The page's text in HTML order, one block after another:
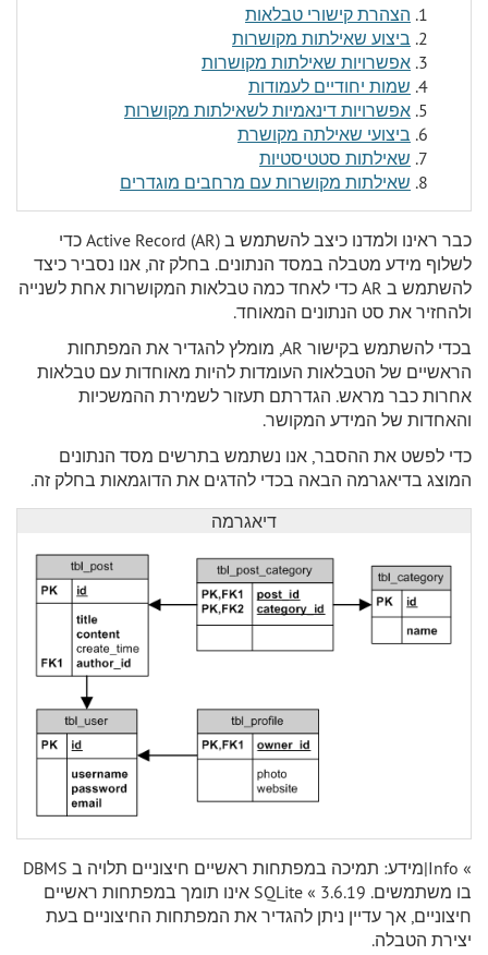
הצהרת קישורי טבלאות
ביצוע שאילתות מקושרות
אפשרויות שאילתות מקושרות
שמות יחודיים לעמודות
אפשרויות דינאמיות לשאילתות מקושרות
ביצועי שאילתה מקושרת
שאילתות סטטיסטיות
שאילתות מקושרות עם מרחבים מוגדרים
כבר ראינו ולמדנו כיצב להשתמש ב Active Record (AR) כדי
לשלוף מידע מטבלה במסד הנתונים. בחלק זה, אנו נסביר כיצד
להשתמש ב AR כדי לאחד כמה טבלאות המקושרות אחת לשנייה
ולהחזיר את סט הנתונים המאוחד.
בכדי להשתמש בקישור AR, מומלץ להגדיר את המפתחות
הראשיים של הטבלאות העומדות להיות מאוחדות עם טבלאות
אחרות כבר מראש. הגדרתם תעזור לשמירת ההמשכיות
והאחדות של המידע המקושר.
כדי לפשט את ההסבר, אנו נשתמש בתרשים מסד הנתונים
המוצג בדיאגרמה הבאה בכדי להדגים את הדוגמאות בחלק זה.
דיאגרמה
» Info|מידע: תמיכה במפתחות ראשיים חיצוניים תלויה ב DBMS
בו משתמשים. SQLite « 3.6.19 אינו תומך במפתחות ראשיים
חיצוניים, אך עדיין ניתן להגדיר את המפתחות החיצוניים בעת
יצירת הטבלה.